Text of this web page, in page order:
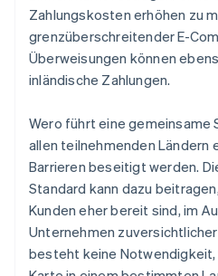
Zahlungskosten erhöhen zu
grenzüberschreitender E-
Überweisungen können
inländische Zahlungen.
Wero führt eine gemeinsame
allen teilnehmenden Ländern
Barrieren beseitigt werden.
Standard kann dazu
Kunden eher bereit sind, im
Unternehmen
besteht keine Notwendigkeit,